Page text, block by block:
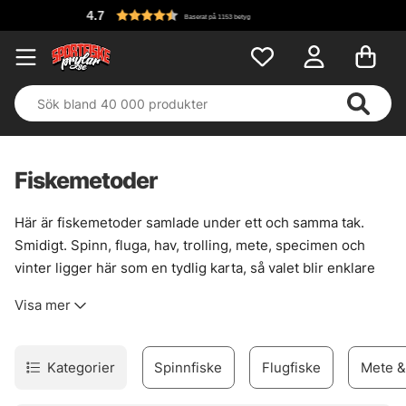
4.7 Baserat på 1153 betyg
Fiskemetoder
Här är fiskemetoder samlade under ett och samma tak.
Smidigt. Spinn, fluga, hav, trolling, mete, specimen och
vinter ligger här som en tydlig karta, så valet blir enklare
en kategori som fortsätter att växa, steg för steg, mot mer
En metod passar sällan överallt. Därför blir rätt spår viktigt
när målet är allt från kustnära jakt på kraftfulla arter till ett
Visa mer
Kategorier Spinnfiske Flugfiske Mete